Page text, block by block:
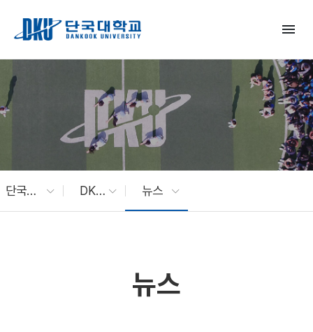
menu
단국대 소식 DKU News 뉴스
뉴스